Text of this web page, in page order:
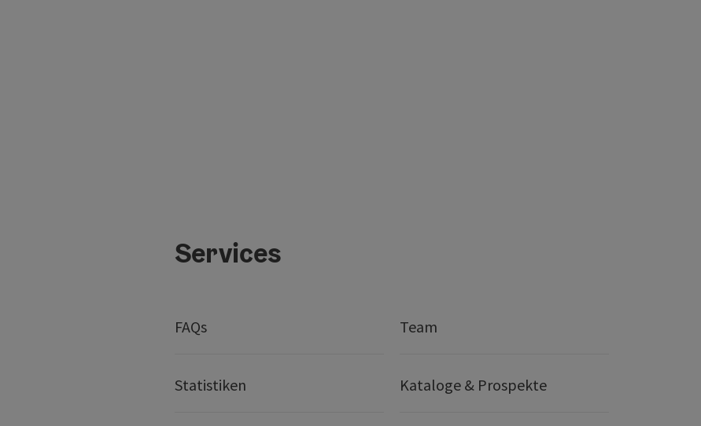
Services
FAQs Team
Statistiken Kataloge & Prospekte